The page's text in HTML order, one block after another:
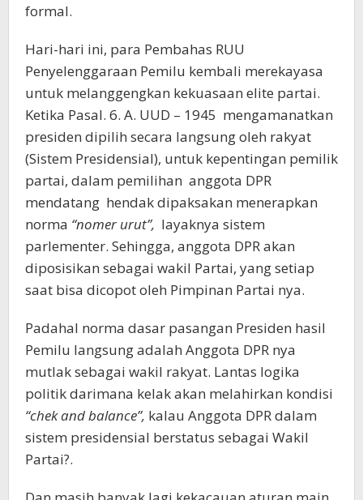
formal.
Hari-hari ini, para Pembahas RUU
Penyelenggaraan Pemilu kembali merekayasa
untuk melanggengkan kekuasaan elite partai.
Ketika Pasal. 6. A. UUD – 1945 mengamanatkan
presiden dipilih secara langsung oleh rakyat
(Sistem Presidensial), untuk kepentingan pemilik
partai, dalam pemilihan anggota DPR
mendatang hendak dipaksakan menerapkan
norma “nomer urut”, layaknya sistem
parlementer. Sehingga, anggota DPR akan
diposisikan sebagai wakil Partai, yang setiap
saat bisa dicopot oleh Pimpinan Partai nya.
Padahal norma dasar pasangan Presiden hasil
Pemilu langsung adalah Anggota DPR nya
mutlak sebagai wakil rakyat. Lantas logika
politik darimana kelak akan melahirkan kondisi
“chek and balance”, kalau Anggota DPR dalam
sistem presidensial berstatus sebagai Wakil
Partai?.